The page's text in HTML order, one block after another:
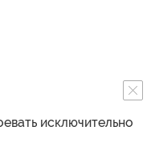
исключительно